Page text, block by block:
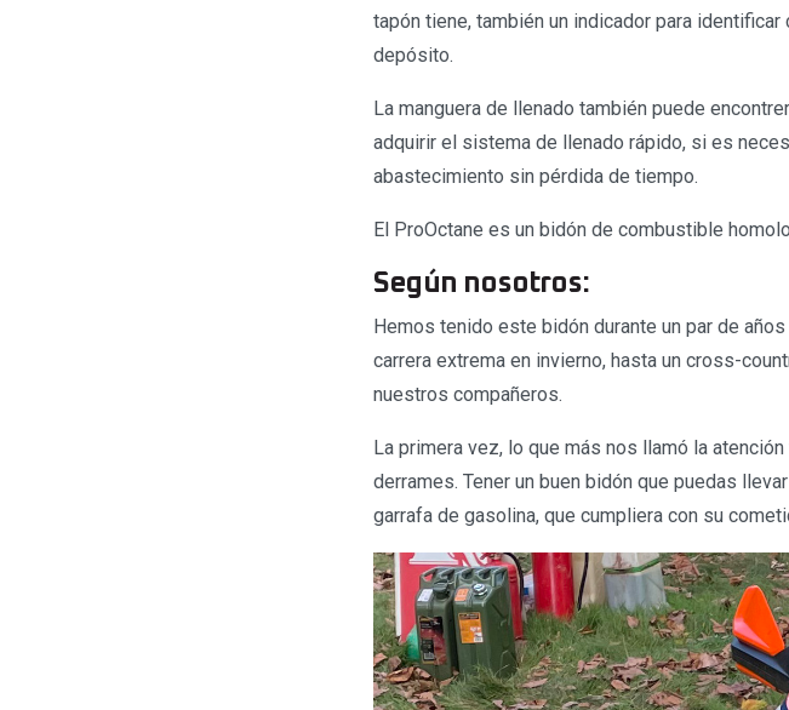
tapón tiene, también un indicador para
depósito.
La manguera de llenado también puede
adquirir el sistema de llenado rápido, si es
abastecimiento sin pérdida de tiempo.
El ProOctane es un bidón de combustible
Según nosotros:
Hemos tenido este bidón durante un par de
carrera extrema en invierno, hasta un cross-
nuestros compañeros.
La primera vez, lo que más nos llamó la
derrames. Tener un buen bidón que puedas
garrafa de gasolina, que cumpliera con su